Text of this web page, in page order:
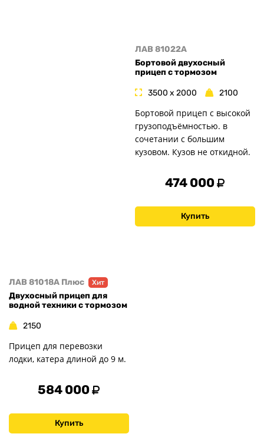
ЛАВ 81018A Плюс Хит
Двухосный прицеп для
водной техники с тормозом
2150
Прицеп для перевозки
лодки, катера длиной до 9 м.
584 000
Купить
ЛАВ 81022A
Бортовой двухосный
прицеп с тормозом
3500 x 2000 2100
Бортовой прицеп с высокой
грузоподъёмностью. в
сочетании с большим
кузовом. Кузов не откидной.
474 000
Купить